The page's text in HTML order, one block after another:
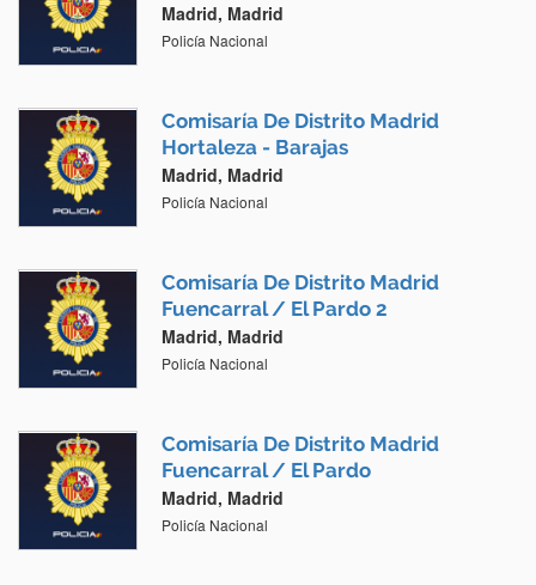
Madrid, Madrid
Policía Nacional
Comisaría De Distrito Madrid
Hortaleza - Barajas
Madrid, Madrid
Policía Nacional
Comisaría De Distrito Madrid
Fuencarral / El Pardo 2
Madrid, Madrid
Policía Nacional
Comisaría De Distrito Madrid
Fuencarral / El Pardo
Madrid, Madrid
Policía Nacional